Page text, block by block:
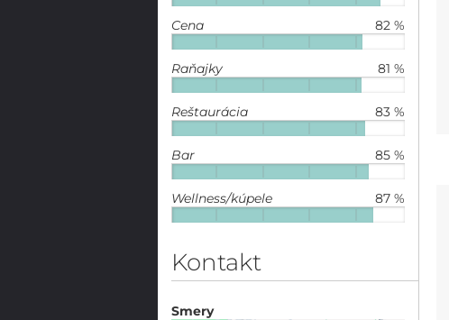
82 %
Cena
81 %
Raňajky
83 %
Reštaurácia
85 %
Bar
87 %
Wellness/kúpele
Kontakt
Smery